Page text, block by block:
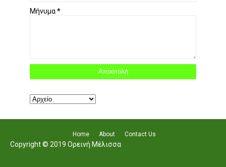
Μήνυμα*
Home About Contact Us
Copyright © 2019 Ορεινή Μέλισσα